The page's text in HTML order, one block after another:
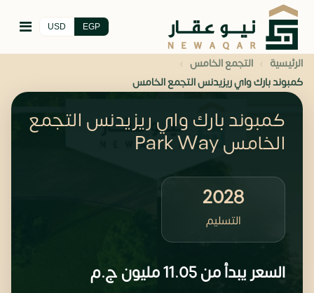
EGP
USD
الرئيسية › التجمع الخامس ›
كمبوند بارك واي ريزيدنس التجمع الخامس
كمبوند بارك واي ريزيدنس التجمع
الخامس Park Way
2028
التسليم
السعر يبدأ من11.05 مليون ج.م